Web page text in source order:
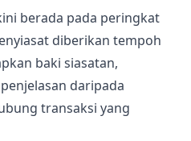
berada pada peringkat
diberikan tempoh
baki siasatan,
daripada
transaksi yang